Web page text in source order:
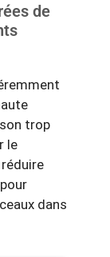
de
trop
le
dans